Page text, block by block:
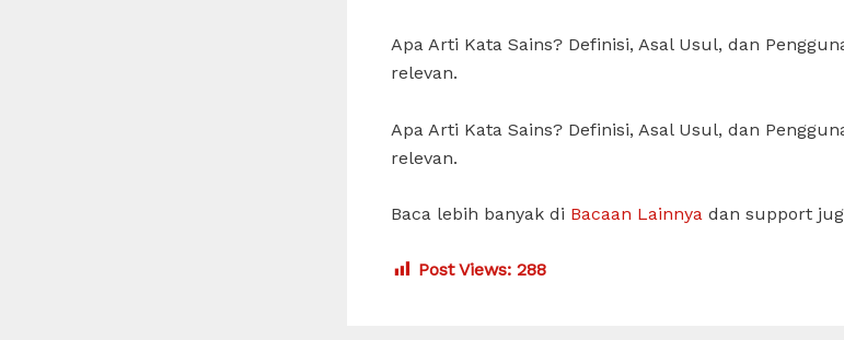
Apa Arti Kata Sains? Definisi, Asal Usul, dan
relevan.
Apa Arti Kata Sains? Definisi, Asal Usul, dan
relevan.
Baca lebih banyak di Bacaan Lainnya dan support
Post Views: 288